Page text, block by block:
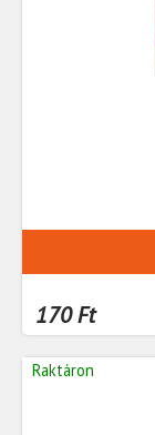
170 Ft
Raktáron